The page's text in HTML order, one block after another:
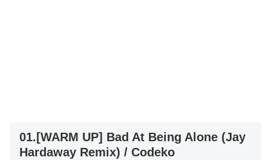
01.[WARM UP] Bad At Being Alone (Jay
Hardaway Remix) / Codeko